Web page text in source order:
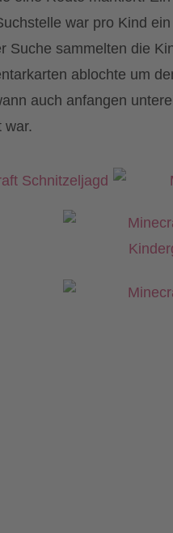
war pro Kind
Suche sammelten die
ablochte um
auch anfangen
war.